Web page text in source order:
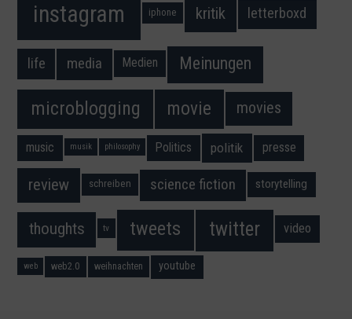
instagram iphone kritik letterboxd
life media Medien Meinungen
microblogging movie movies
music musik philosophy Politics politik presse
review schreiben science fiction storytelling
thoughts tv tweets twitter video
web web2.0 weihnachten youtube